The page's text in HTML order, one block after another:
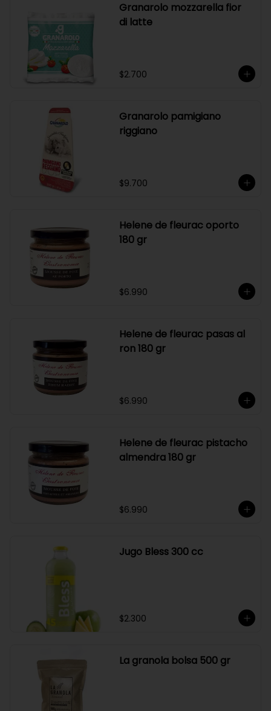
Granarolo mozzarella fior
di latte
$2.700
Granarolo pamigiano
riggiano
$9.700
Helene de fleurac oporto
180 gr
$6.990
Helene de fleurac pasas al
ron 180 gr
$6.990
Helene de fleurac pistacho
almendra 180 gr
$6.990
Jugo Bless 300 cc
$2.300
La granola bolsa 500 gr